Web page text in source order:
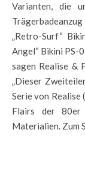
Varianten, die
„Retro-Surf“
Angel“ Bikini PS-
sagen Realise &
„Dieser
Serie von Realise
Flairs der 80er
Materialien. Zum